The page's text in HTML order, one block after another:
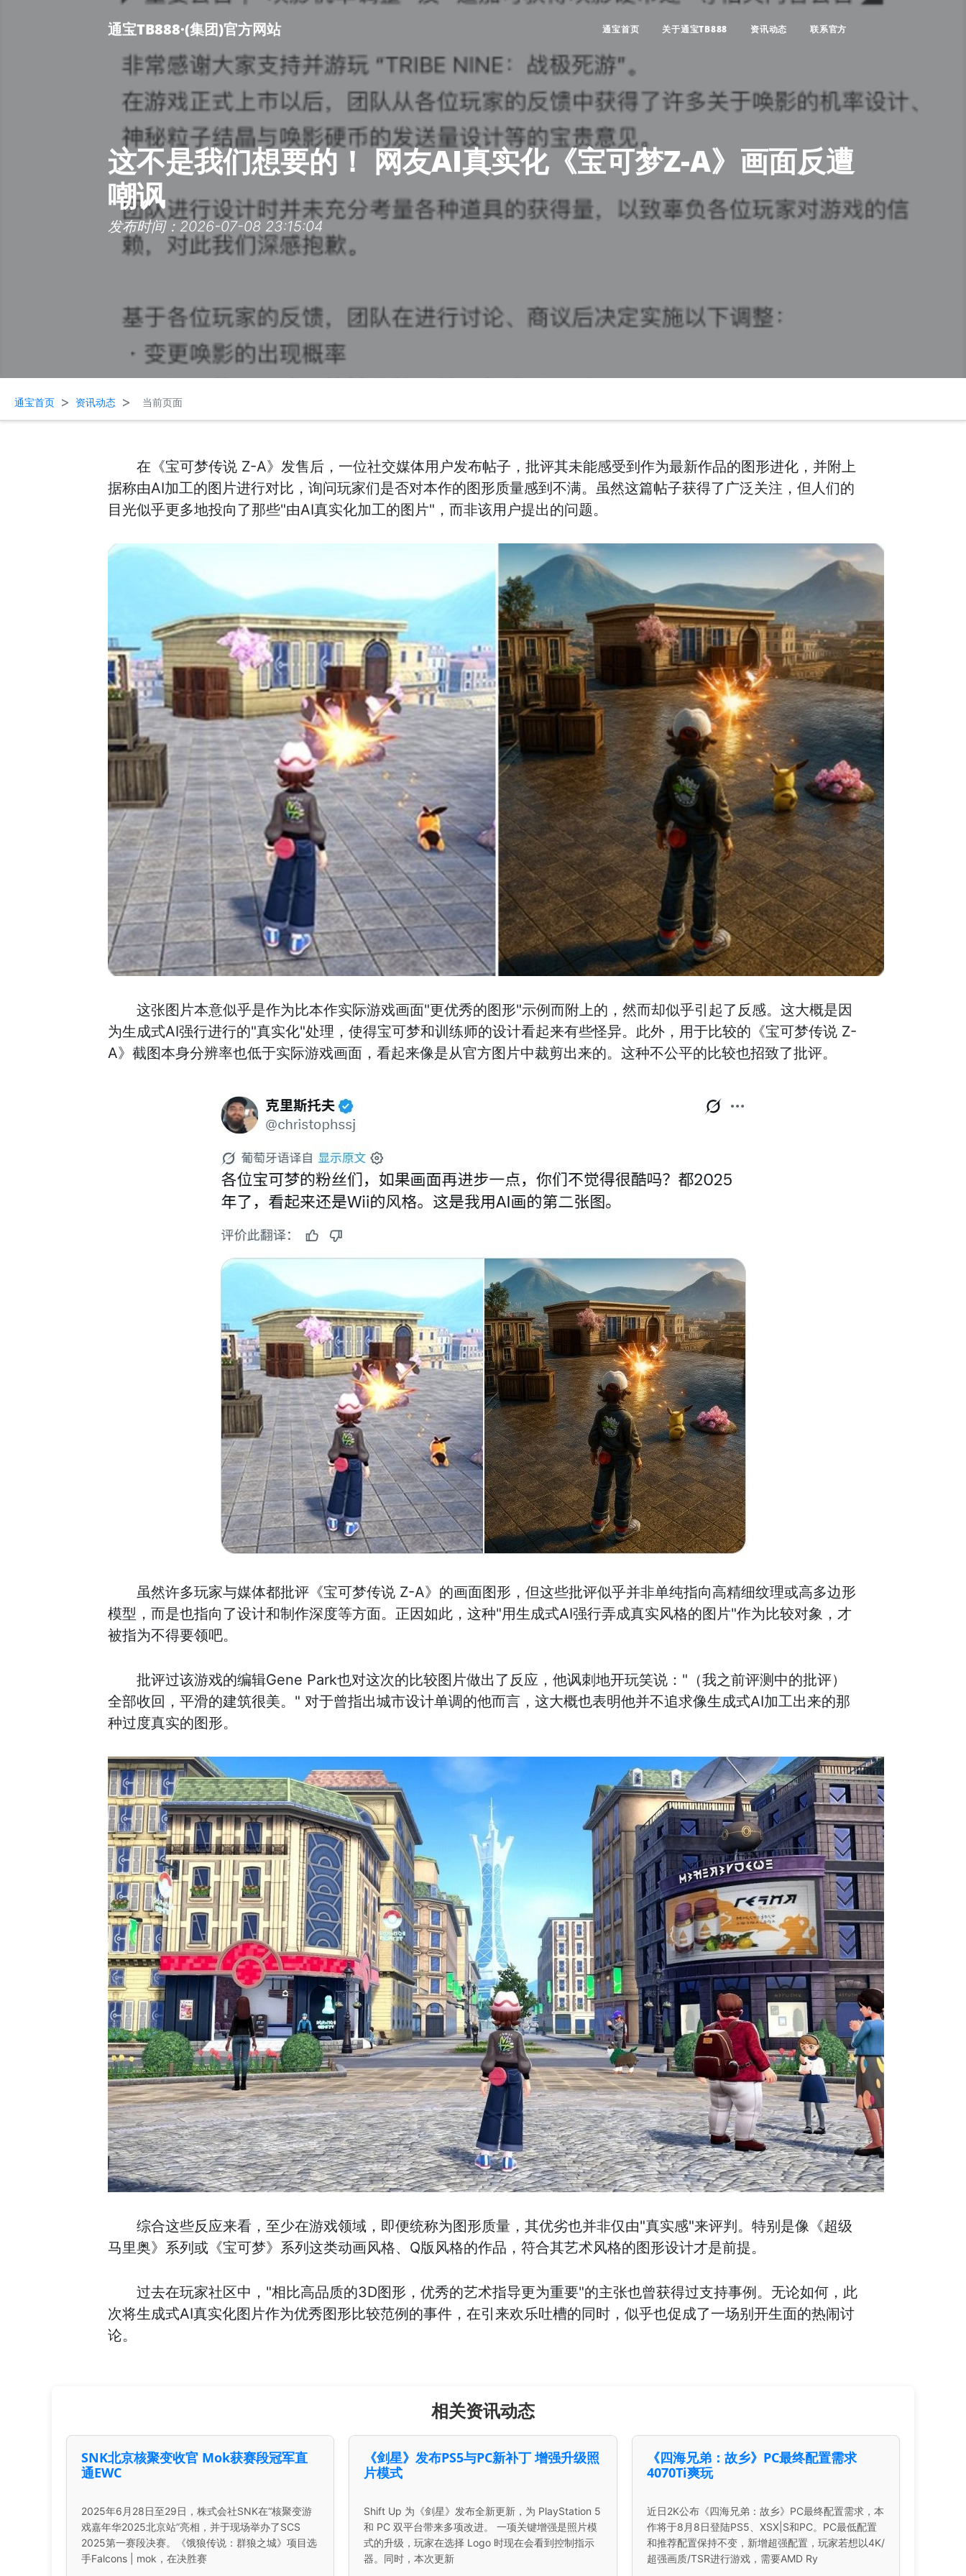
通宝TB888·(集团)官方网站 通宝首页 关于通宝TB888 资讯动态 联系官方
这不是我们想要的！ 网友AI真实化《宝可梦Z-A》画面反遭
嘲讽
发布时间：2026-07-08 23:15:04
通宝首页 > 资讯动态 > 当前页面
在《宝可梦传说 Z-A》发售后，一位社交媒体用户发布帖子，批评其未能感受到作为最新作品的图形进化，并附上
据称由AI加工的图片进行对比，询问玩家们是否对本作的图形质量感到不满。虽然这篇帖子获得了广泛关注，但人们的
目光似乎更多地投向了那些"由AI真实化加工的图片"，而非该用户提出的问题。
这张图片本意似乎是作为比本作实际游戏画面"更优秀的图形"示例而附上的，然而却似乎引起了反感。这大概是因
为生成式AI强行进行的"真实化"处理，使得宝可梦和训练师的设计看起来有些怪异。此外，用于比较的《宝可梦传说 Z-
A》截图本身分辨率也低于实际游戏画面，看起来像是从官方图片中裁剪出来的。这种不公平的比较也招致了批评。
虽然许多玩家与媒体都批评《宝可梦传说 Z-A》的画面图形，但这些批评似乎并非单纯指向高精细纹理或高多边形
模型，而是也指向了设计和制作深度等方面。正因如此，这种"用生成式AI强行弄成真实风格的图片"作为比较对象，才
被指为不得要领吧。
批评过该游戏的编辑Gene Park也对这次的比较图片做出了反应，他讽刺地开玩笑说："（我之前评测中的批评）
全部收回，平滑的建筑很美。" 对于曾指出城市设计单调的他而言，这大概也表明他并不追求像生成式AI加工出来的那
种过度真实的图形。
综合这些反应来看，至少在游戏领域，即便统称为图形质量，其优劣也并非仅由"真实感"来评判。特别是像《超级
马里奥》系列或《宝可梦》系列这类动画风格、Q版风格的作品，符合其艺术风格的图形设计才是前提。
过去在玩家社区中，"相比高品质的3D图形，优秀的艺术指导更为重要"的主张也曾获得过支持事例。无论如何，此
次将生成式AI真实化图片作为优秀图形比较范例的事件，在引来欢乐吐槽的同时，似乎也促成了一场别开生面的热闹讨
论。
相关资讯动态
SNK北京核聚变收官 Mok获赛段冠军直
通EWC
2025年6月28日至29日，株式会社SNK在“核聚变游
戏嘉年华2025北京站”亮相，并于现场举办了SCS
2025第一赛段决赛。《饿狼传说：群狼之城》项目选
手Falcons | mok，在决胜赛
《剑星》发布PS5与PC新补丁 增强升级照
片模式
Shift Up 为《剑星》发布全新更新，为 PlayStation 5
和 PC 双平台带来多项改进。 一项关键增强是照片模
式的升级，玩家在选择 Logo 时现在会看到控制指示
器。同时，本次更新
《四海兄弟：故乡》PC最终配置需求
4070Ti爽玩
近日2K公布《四海兄弟：故乡》PC最终配置需求，本
作将于8月8日登陆PS5、XSX|S和PC。PC最低配置
和推荐配置保持不变，新增超强配置，玩家若想以4K/
超强画质/TSR进行游戏，需要AMD Ry